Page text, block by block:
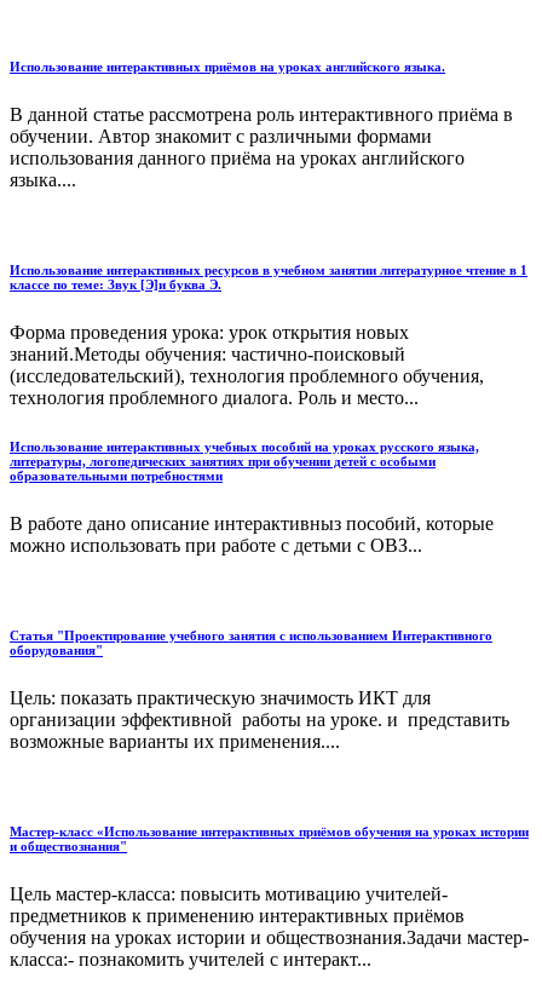
Использование интерактивных приёмов на уроках английского языка.
В данной статье рассмотрена роль интерактивного приёма в
обучении. Автор знакомит с различными формами
использования данного приёма на уроках английского
языка....
Использование интерактивных ресурсов в учебном занятии литературное чтение в 1
классе по теме: Звук [Э]и буква Э.
Форма проведения урока: урок открытия новых
знаний.Методы обучения: частично-поисковый
(исследовательский), технология проблемного обучения,
технология проблемного диалога. Роль и место...
Использование интерактивных учебных пособий на уроках русского языка,
литературы, логопедических занятиях при обучении детей с особыми
образовательными потребностями
В работе дано описание интерактивныз пособий, которые
можно использовать при работе с детьми с ОВЗ...
Статья "Проектирование учебного занятия с использованием Интерактивного
оборудования"
Цель: показать практическую значимость ИКТ для
организации эффективной работы на уроке. и представить
возможные варианты их применения....
Мастер-класс «Использование интерактивных приёмов обучения на уроках истории
и обществознания"
Цель мастер-класса: повысить мотивацию учителей-
предметников к применению интерактивных приёмов
обучения на уроках истории и обществознания.Задачи мастер-
класса:- познакомить учителей с интеракт...